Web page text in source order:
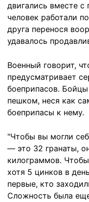
двигались вместе с
человек работали
друга перенося
удавалось
Военный говорит,
предусматривает
боеприпасов.
пешком, неся как
боеприпасы к нему.
"Чтобы вы могли
— это 32 гранаты,
килограммов.
хотя 5 цинков в
первые, кто
Сложность была